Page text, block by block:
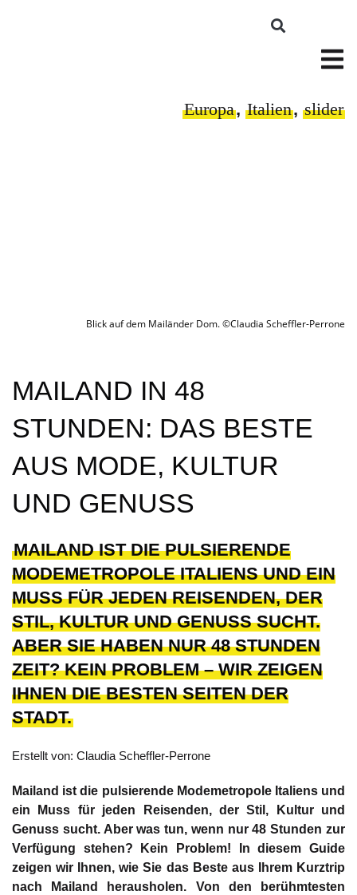
Europa, Italien, slider
Blick auf dem Mailänder Dom. ©Claudia Scheffler-Perrone
MAILAND IN 48
STUNDEN: DAS BESTE
AUS MODE, KULTUR
UND GENUSS
MAILAND IST DIE PULSIERENDE
MODEMETROPOLE ITALIENS UND EIN
MUSS FÜR JEDEN REISENDEN, DER
STIL, KULTUR UND GENUSS SUCHT.
ABER SIE HABEN NUR 48 STUNDEN
ZEIT? KEIN PROBLEM – WIR ZEIGEN
IHNEN DIE BESTEN SEITEN DER
STADT.
Erstellt von: Claudia Scheffler-Perrone
Mailand ist die pulsierende Modemetropole Italiens und
ein Muss für jeden Reisenden, der Stil, Kultur und
Genuss sucht. Aber was tun, wenn nur 48 Stunden zur
Verfügung stehen? Kein Problem! In diesem Guide
zeigen wir Ihnen, wie Sie das Beste aus Ihrem Kurztrip
nach Mailand herausholen. Von den berühmtesten